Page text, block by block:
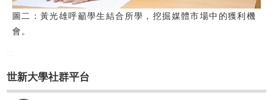
圖二：黃光雄呼籲學生結合所學，挖掘媒體市場中的獲利機
會。
世新大學社群平台